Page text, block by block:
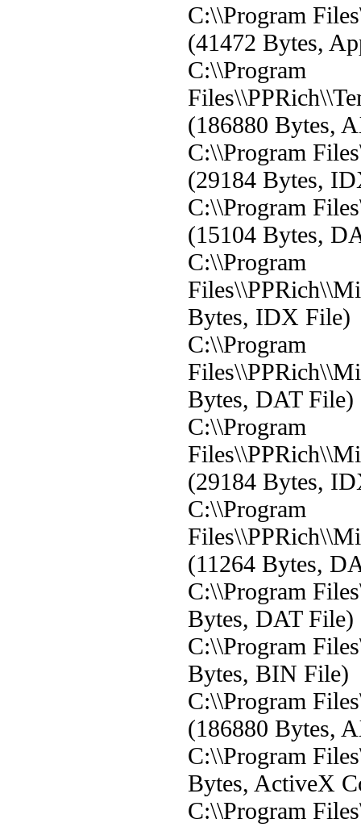
C:\\Program
(41472 Bytes,
C:\\Program
(186880 Bytes,
C:\\Program
(29184 Bytes,
C:\\Program
(15104 Bytes,
C:\\Program
Bytes, IDX File)
C:\\Program
Bytes, DAT File)
C:\\Program
(29184 Bytes,
C:\\Program
(11264 Bytes,
C:\\Program
Bytes, DAT File)
C:\\Program
Bytes, BIN File)
C:\\Program
(186880 Bytes,
C:\\Program
Bytes, ActiveX
C:\\Program